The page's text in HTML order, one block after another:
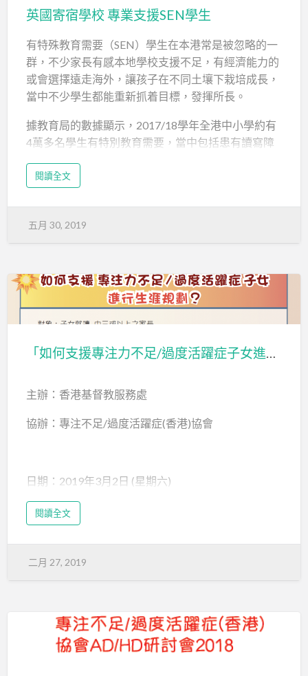
全免
網上報名 : https://forms.gle/9sddsUa9TU69rpph7截
止日期 : 2019年6月25日(星期二)
電話查詢：63564053入會申請表格 :
http://goo.gl/forms/CHsM94RjYfmsuBBW2 協會網
*成功申請之參加者將會以電郵確認 *
颱風訊號，則取消活動；一般下雨、黃雨、紅雨、一
英國寄宿學校 專業支援SEN學生
有特殊教育需要（SEN）學生在本港常是被忽略的一
群，不少家長有感本地學校支援不足，有經濟能力的
或會選擇遠走海外，讓孩子在不同土壤下栽培成長，
當中不少學生都能重新抓着目標，發揮所長。
據教育局的數據顯示，2017/18學年全港中小學約有
4萬多名學生有特別教育需要，當中包括患有讀寫障
近年，不少家長有感本港的填鴨式教育及競爭文化，
令學生承受不少壓力，對SEN孩子更是苦不堪言，因
而寧可送孩子到海外升學，希望可以令他們重拾自
不足ADHD，去年決定到英國升學。「當地學校會保
障SEN學生，更有專責部門跟進。我們申請時如實報
備兒子的情況，校方很熱心提供協助，也沒有影響入
他加長考試時間，並因應他的個別情況作不同調適。
其實不少在香港教育下感挫敗的孩子，去了外國都可
Office of Standards in Education曾向當…
閱讀全文
五月 30, 2019
「如何支援專注力不足/過度活躍症子女進行生涯規劃」家長工作坊
主辦：香港基督教服務處
協辦：專注不足/過度活躍症(香港)協會
日期：2019年3月2日 (星期六)
時間：下午2：00至4：00 （1：45 開始登記）
威老道33號)
對象：子女就讀中三或以上的家長
＊如何協助子女探索升學就業方向
閱讀全文
二月 27, 2019